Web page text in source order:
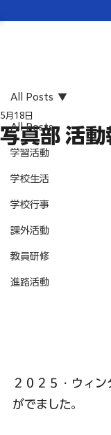
All Posts
学習活動
学校生活
学校行事
課外活動
教員研修
進路活動
All Posts
写真部 活動
5月18日
２０２５・ウィ
がでました。